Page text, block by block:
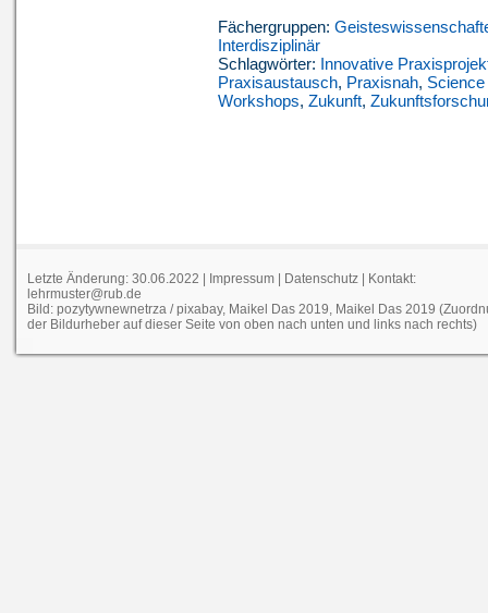
Fächergruppen:
Interdisziplinär
Schlagwörter: Innovative
Praxisaustausch, Praxisnah,
Workshops, Zukunft,
Letzte Änderung: 30.06.2022 | Impressum | Datenschutz | Kontakt:
lehrmuster@rub.de
Bild: pozytywnewnetrza / pixabay, Maikel Das 2019, Maikel Das 2019
der Bildurheber auf dieser Seite von oben nach unten und links nach rechts)